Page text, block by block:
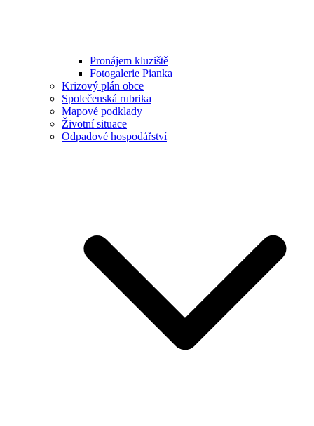
Pronájem kluziště
Fotogalerie Pianka
Krizový plán obce
Společenská rubrika
Mapové podklady
Životní situace
Odpadové hospodářství